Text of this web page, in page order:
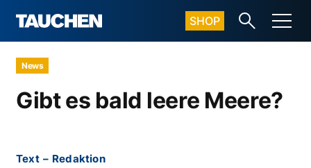
SHOP
News
Gibt es bald leere Meere?
Text – Redaktion